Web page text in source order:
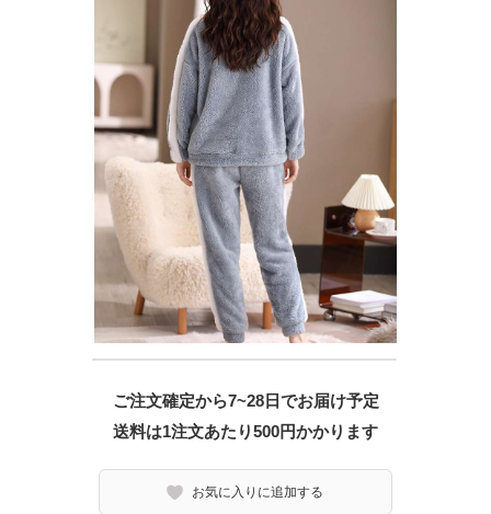
ご注文確定から7~28日でお届け予定
送料は1注文あたり500円かかります
お気に入りに追加する